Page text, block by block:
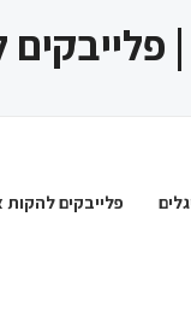
פלייבקים להקות